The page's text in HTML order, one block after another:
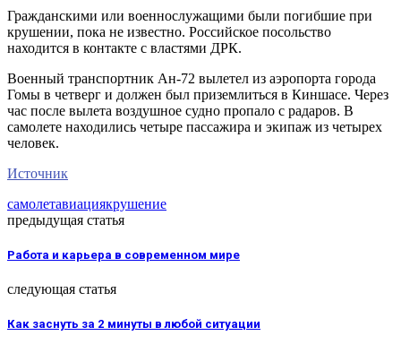
Гражданскими или военнослужащими были погибшие при
крушении, пока не известно. Российское посольство
находится в контакте с властями ДРК.
Военный транспортник Ан-72 вылетел из аэропорта города
Гомы в четверг и должен был приземлиться в Киншасе. Через
час после вылета воздушное судно пропало с радаров. В
самолете находились четыре пассажира и экипаж из четырех
человек.
Источник
самолетавиациякрушение
предыдущая статья
Работа и карьера в современном мире
следующая статья
Как заснуть за 2 минуты в любой ситуации